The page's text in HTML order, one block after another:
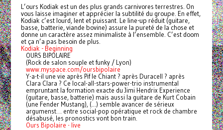
L’ours Kodiak est un des plus grands carnivores terrestres. On
vous laisse imaginer et apprécier la subtilité du groupe. En effet,
Kodiak c’est lourd, lent et puissant. Le line-up réduit (guitare,
basse, batterie, viande bovine) assure la pureté de la chose et
donne un caractère assez minimaliste à l’ensemble. C’est doom
et ça n’a pas besoin de plus.
Kodiak - Beginning
OURS BIPOLAIRE
(Rock de salon souple et funky / Lyon)
www.myspace.com/oursbipolaire
Y-a-t-il une vie après Pif le Chiant ? après Duracell ? après
Clara Clara ? Ce local-all-stars-power-trio instrumental
empruntant la formation exacte du Jimi Hendrix Experience
(guitare, basse, batterie) mais aussi la guitare de Kurt Cobain
(une Fender Mustang), (...) semble avancer de sérieux
argumenst… entre social-pop opératique et rock de chambre
désabusé, les pronostics vont bon train.
Ours Bipolaire - live